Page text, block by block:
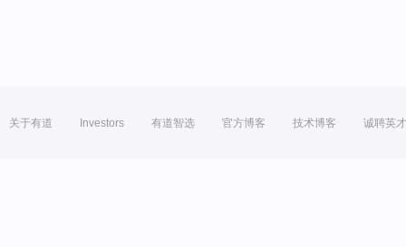
关于有道 Investors 有道智选 官方博客 技术博客 诚聘英才